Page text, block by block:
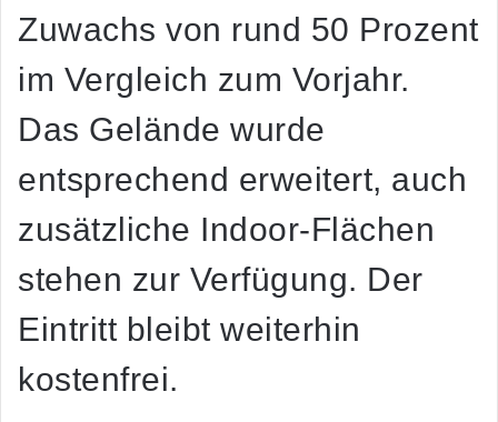
Zuwachs von rund 50 Prozent
im Vergleich zum Vorjahr.
Das Gelände wurde
entsprechend erweitert, auch
zusätzliche Indoor-Flächen
stehen zur Verfügung. Der
Eintritt bleibt weiterhin
kostenfrei.